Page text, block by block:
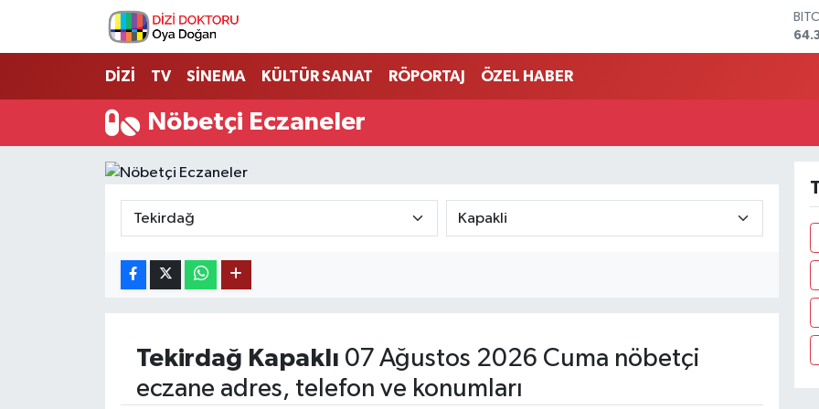
DİZİ TV SİNEMA KÜLTÜR SANAT RÖPORTAJ ÖZEL HABER
Nöbetçi Eczaneler
Tekirdağ Kapaklı 07 Ağustos 2026 Cuma nöbetçi
eczane adres, telefon ve konumları
İstanbul Nöbetçi Eczaneler
İstanbul Hava Durumu
İstanbul Namaz Vakitleri
Son Dakika Haberleri
Haber Arşivi